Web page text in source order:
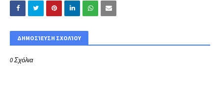
ΔΗΜΟΣΊΕΥΣΗ ΣΧΟΛΊΟΥ
0 Σχόλια